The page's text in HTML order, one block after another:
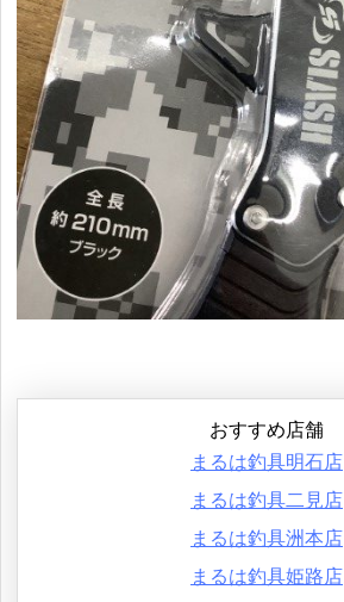
おすすめ店舗
まるは釣具明石店
まるは釣具二見店
まるは釣具洲本店
まるは釣具姫路店